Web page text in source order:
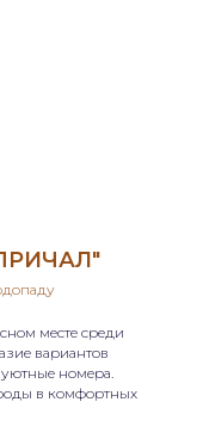
месте среди
вариантов
номера.
в комфортных